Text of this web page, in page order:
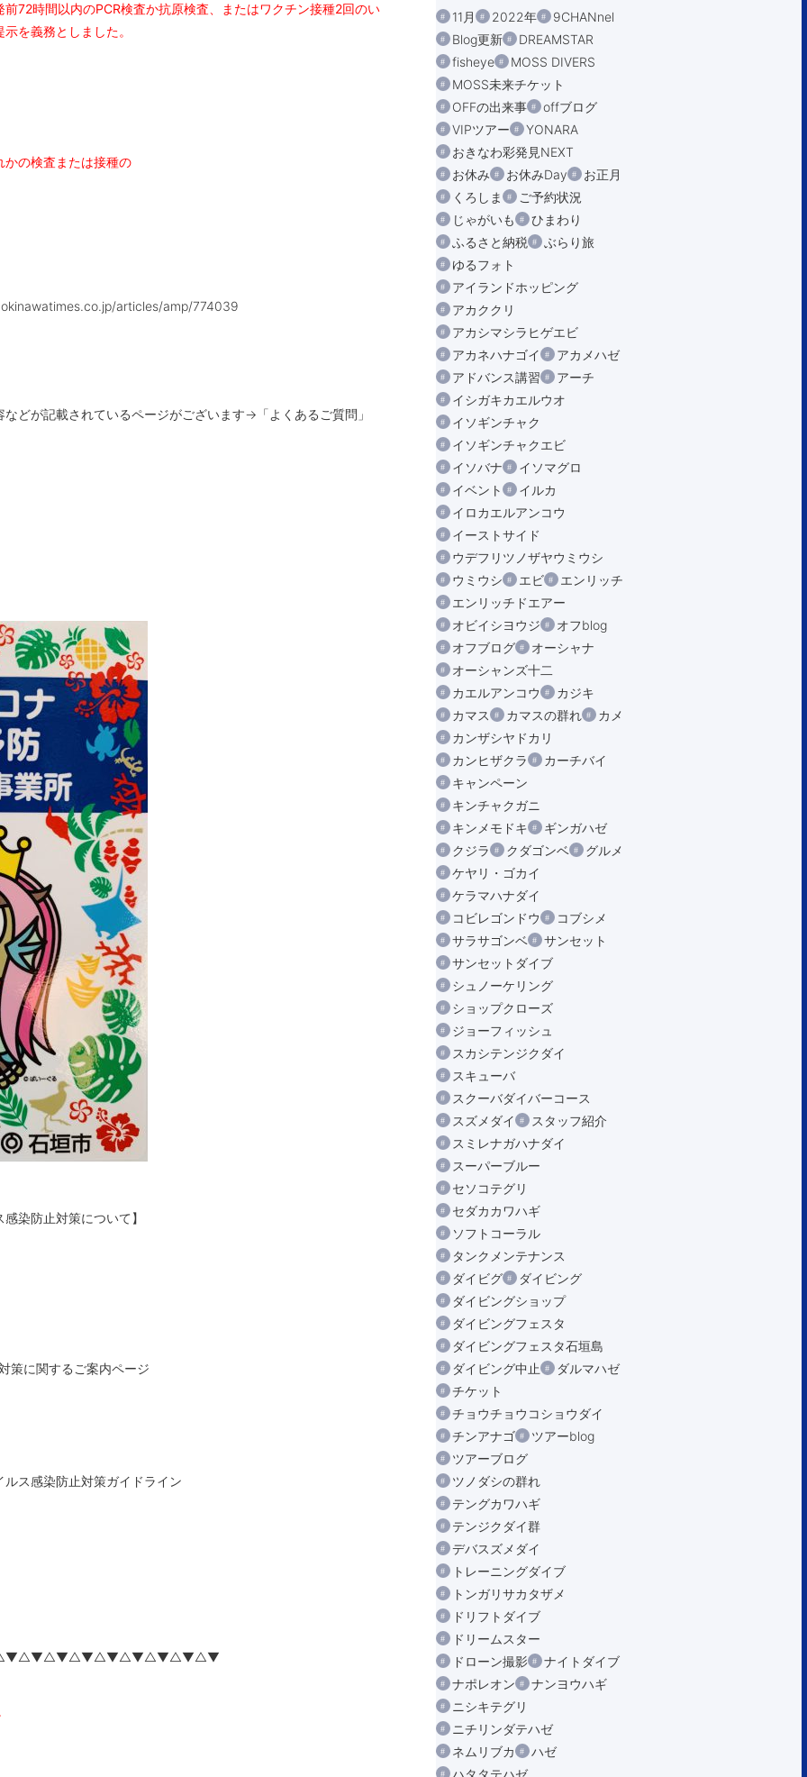
前72時間以内のPCR検査か抗原検査 、またはワクチン接種2回のい
示を義務としました。
かの検査または接種の
articles/amp/774039
どが記載されているページがございます→ 「よくあるご質問」
染防止対策について】
策に関するご案内ページ
ス感染防止対策ガイドライン
11月 2022年
9CHANnel
Blog更新
DREAMSTAR
fisheye
MOSS DIVERS
MOSS未来チケット
OFFの出来事
offブログ
VIPツアー
YONARA
おきなわ彩発見NEXT
お休み
お休みDay
お正月
くろしま
ご予約状況
じゃがいも
ひまわり
ふるさと納税
ぶらり旅
ゆるフォト
アイランドホッピング
アカククリ
アカシマシラヒゲエビ
アカネハナゴイ
アカメハゼ
アドバンス講習
アーチ
イシガキカエルウオ
イソギンチャク
イソギンチャクエビ
イソバナ
イソマグロ
イベント
イルカ
イロカエルアンコウ
イーストサイド
ウデフリツノザヤウミウシ
ウミウシ
エビ
エンリッチ
エンリッチドエアー
オビイシヨウジ
オフblog
オフブログ
オーシャナ
オーシャンズ十二
カエルアンコウ
カジキ
カマス
カマスの群れ
カメ
カンザシヤドカリ
カンヒザクラ
カーチバイ
キャンペーン
キンチャクガニ
キンメモドキ
ギンガハゼ
クジラ
クダゴンベ
グルメ
ケヤリ・ゴカイ
ケラマハナダイ
コビレゴンドウ
コブシメ
サラサゴンベ
サンセット
サンセットダイブ
シュノーケリング
ショップクローズ
ジョーフィッシュ
スカシテンジクダイ
スキューバ
スクーバダイバーコース
スズメダイ
スタッフ紹介
スミレナガハナダイ
スーパーブルー
セソコテグリ
セダカカワハギ
ソフトコーラル
タンクメンテナンス
ダイビグ
ダイビング
ダイビングショップ
ダイビングフェスタ
ダイビングフェスタ石垣島
ダイビング中止
ダルマハゼ
チケット
チョウチョウコショウダイ
チンアナゴ
ツアーblog
ツアーブログ
ツノダシの群れ
テングカワハギ
テンジクダイ群
デバスズメダイ
トレーニングダイブ
トンガリサカタザメ
ドリフトダイブ
ドリームスター
ドローン撮影
ナイトダイブ
ナポレオン
ナンヨウハギ
ニシキテグリ
ニチリンダテハゼ
ネムリブカ
ハゼ
ハタタテハゼ